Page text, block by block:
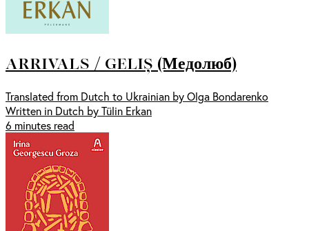
ARRIVALS / GELIȘ (Медолюб)
Translated from Dutch to Ukrainian by Olga Bondarenko
Written in Dutch by Tülin Erkan
6 minutes read